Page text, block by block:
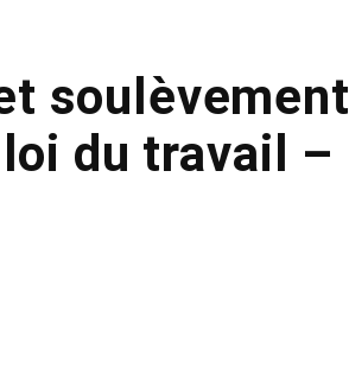
soulèvement
du travail –